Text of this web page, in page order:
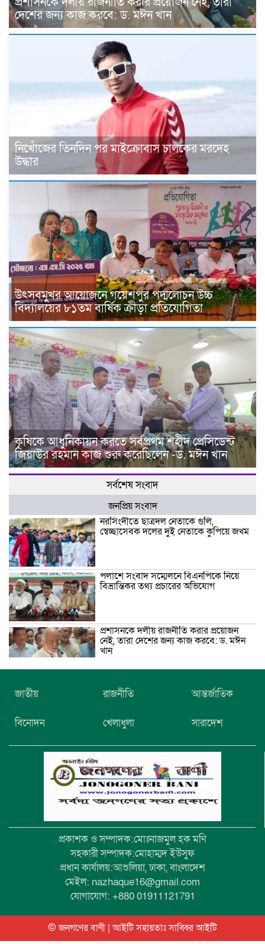
দেশের জন্য কাজ করবে: ড. মঈন খান
নিখোঁজের তিনদিন পর মাইক্রোবাস চালকের মরদেহ
উদ্ধার
উৎসবমুখর আয়োজনে গয়েশপুর পদ্মলোচন উচ্চ
বিদ্যালয়ের ৮১তম বার্ষিক ক্রীড়া প্রতিযোগিতা
কৃষিকে আধুনিকায়ন করতে সর্বপ্রথম শহীদ প্রেসিডেন্ট
জিয়াউর রহমান কাজ শুরু করেছিলেন -ড. মঈন খান
সর্বশেষ সংবাদ
জনপ্রিয় সংবাদ
নরসিংদীতে ছাত্রদল নেতাকে গুলি,
স্বেচ্ছাসেবক দলের দুই নেতাকে কুপিয়ে জখম
পলাশে সংবাদ সম্মেলনে বিএনপিকে নিয়ে
বিভ্রান্তিকর তথ্য প্রচারের অভিযোগ
প্রশাসনকে দলীয় রাজনীতি করার প্রয়োজন
নেই, তারা দেশের জন্য কাজ করবে: ড. মঈন
খান
নিখোঁজের তিনদিন পর মাইক্রোবাস চালকের
মরদেহ উদ্ধার
উচ্চ বিদ্যালয়ের ৮১তম বার্ষিক ক্রীড়া
জাতীয় রাজনীতি আন্তর্জাতিক
বিনোদন খেলাধুলা সারাদেশ
প্রকাশক ও সম্পাদক:মোঃনাজমুল হক মণি
সহকারী সম্পাদক:মোহাম্মদ ইউসুফ
প্রধান কার্যালয়:আশুলিয়া, ঢাকা, বাংলাদেশ
মেইল: nazhaque16@gmail.com
যোগাযোগ: +880 01911121791
© জনগণের বাণী | আইটি সহায়তাঃসাব্বির আইটি